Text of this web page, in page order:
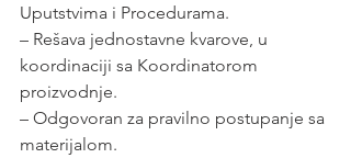
Uputstvima i Procedurama.
– Rešava jednostavne kvarove, u
koordinaciji sa Koordinatorom
proizvodnje.
– Odgovoran za pravilno postupanje sa
materijalom.